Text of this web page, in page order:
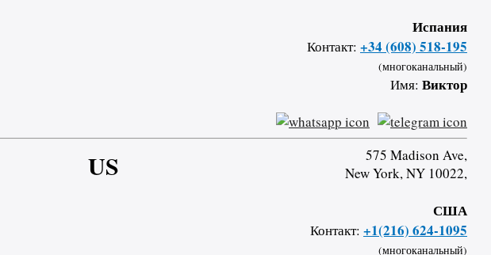
Испания
Контакт: +34 (608) 518-195
(многоканальный)
Имя: Виктор
US
575 Madison Ave,
New York, NY 10022,
США
Контакт: +1(216) 624-1095
(многоканальный)